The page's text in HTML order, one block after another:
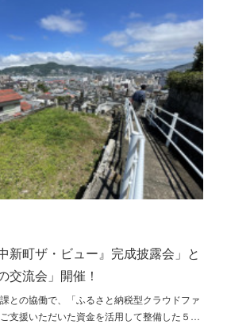
新町ザ・ビュー』完成披露会」と
交流会」開催！
との協働で、「ふるさと納税型クラウドファ
支援いただいた資金を活用して整備した５…